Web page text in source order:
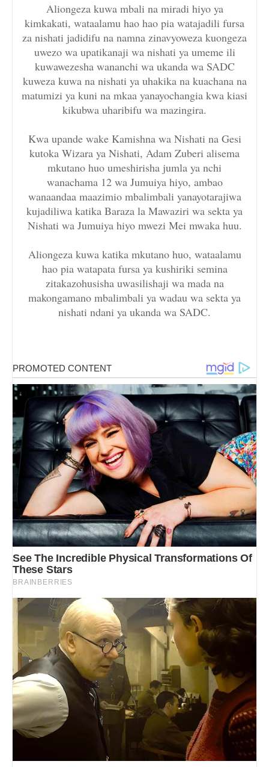
Aliongeza kuwa mbali na miradi hiyo ya
kimkakati, wataalamu hao hao pia watajadili fursa
za nishati jadidifu na namna zinavyoweza kuongeza
uwezo wa upatikanaji wa nishati ya umeme ili
kuwawezesha wananchi wa ukanda wa SADC
kuweza kuwa na nishati ya uhakika na kuachana na
matumizi ya kuni na mkaa yanayochangia kwa kiasi
kikubwa uharibifu wa mazingira.
Kwa upande wake Kamishna wa Nishati na Gesi
kutoka Wizara ya Nishati, Adam Zuberi alisema
mkutano huo umeshirisha jumla ya nchi
wanachama 12 wa Jumuiya hiyo, ambao
wanaandaa maazimio mbalimbali yanayotarajiwa
kujadiliwa katika Baraza la Mawaziri wa sekta ya
Nishati wa Jumuiya hiyo mwezi Mei mwaka huu.
Aliongeza kuwa katika mkutano huo, wataalamu
hao pia watapata fursa ya kushiriki semina
zitakazohusisha uwasilishaji wa mada na
makongamano mbalimbali ya wadau wa sekta ya
nishati ndani ya ukanda wa SADC.